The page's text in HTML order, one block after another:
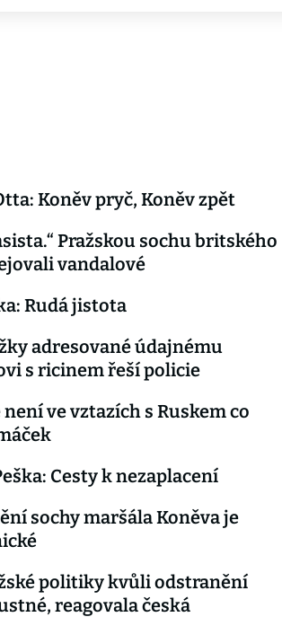
Koněv pryč, Koněv zpět
Pražskou sochu britského
vandalové
Rudá jistota
adresované údajnému
s ricinem řeší policie
ve vztazích s Ruskem co
Cesty k nezaplacení
sochy maršála Koněva je
politiky kvůli odstranění
reagovala česká